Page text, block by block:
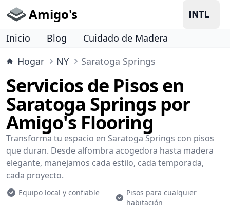
Amigo's
Inicio Blog
Cuidado de Madera
Hogar
NY Saratoga Springs
Servicios de Pisos en
Saratoga Springs por
Amigo's Flooring
Transforma tu espacio en Saratoga Springs con pisos
que duran. Desde alfombra acogedora hasta madera
elegante, manejamos cada estilo, cada temporada,
cada proyecto.
Equipo local y confiable
Pisos para cualquier
habitación